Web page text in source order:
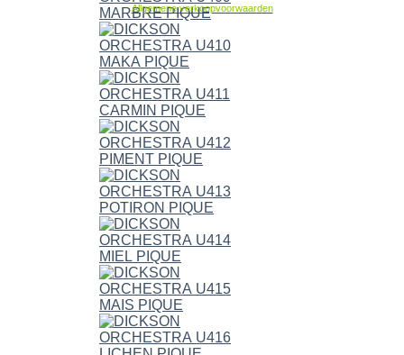
Allgemene verkoopvoorwaarden